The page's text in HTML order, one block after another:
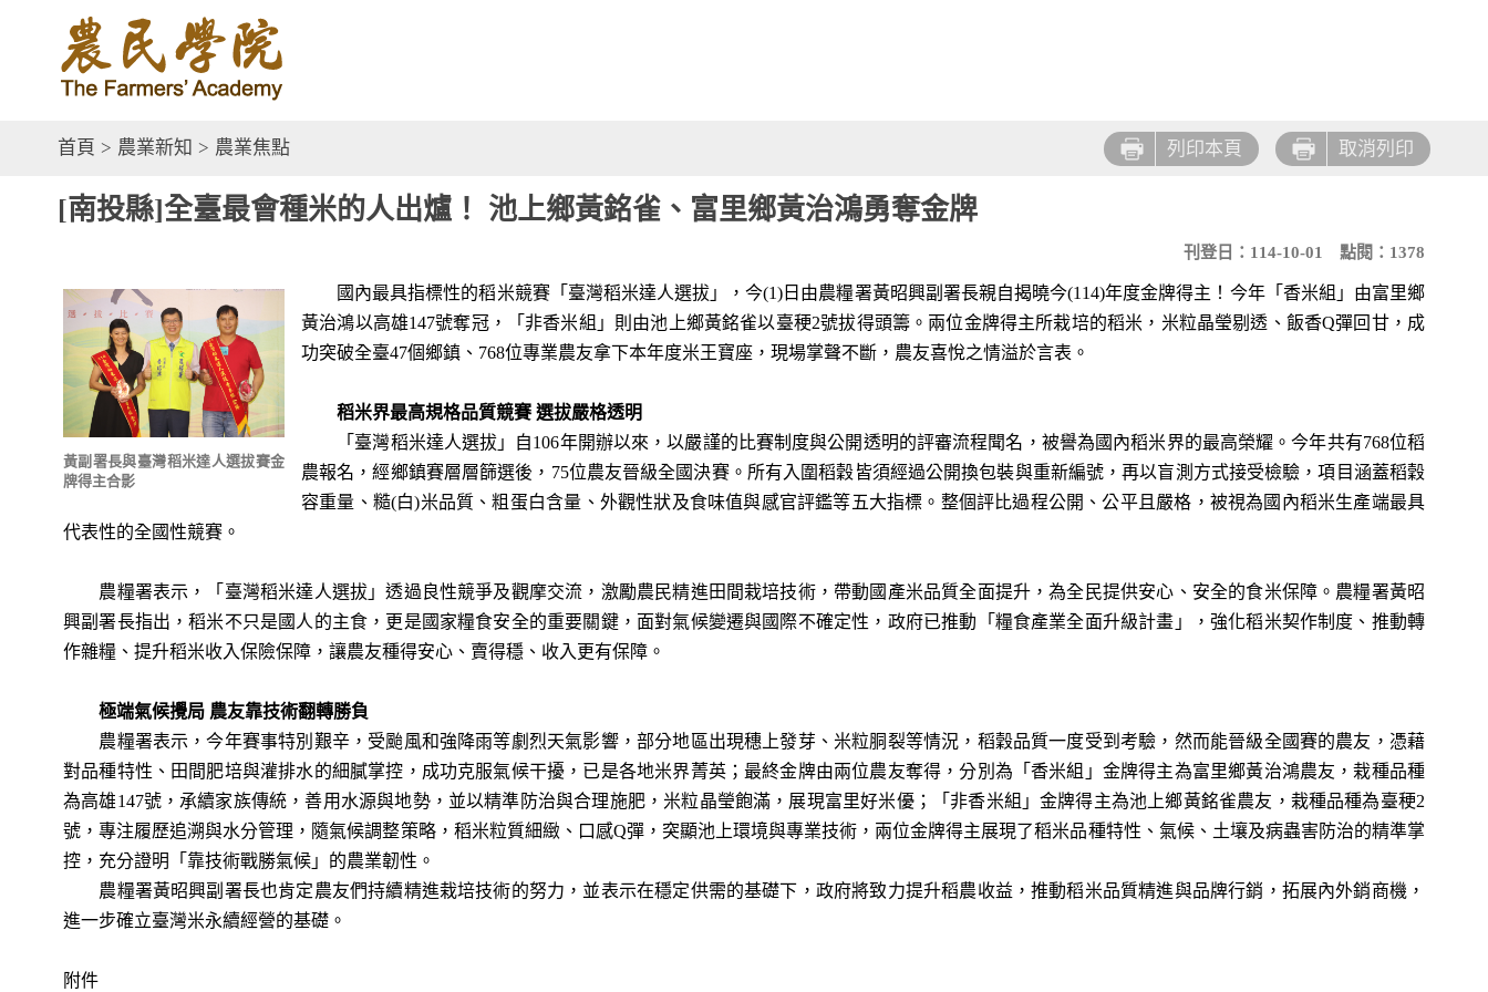
首頁 > 農業新知 > 農業焦點 取消列印
列印本頁
[南投縣]全臺最會種米的人出爐！ 池上鄉黃銘雀、富里鄉黃治鴻勇奪金牌
刊登日：114-10-01 點閱：1378
黃副署長與臺灣稻米達人選拔賽金
牌得主合影
國內最具指標性的稻米競賽「臺灣稻米達人選拔」，今(1)日由農糧署黃昭興副署長親自揭曉今(114)年度金牌得主！今年「香米組」由富里鄉
黃治鴻以高雄147號奪冠，「非香米組」則由池上鄉黃銘雀以臺稉2號拔得頭籌。兩位金牌得主所栽培的稻米，米粒晶瑩剔透、飯香Q彈回甘，成
功突破全臺47個鄉鎮、768位專業農友拿下本年度米王寶座，現場掌聲不斷，農友喜悅之情溢於言表。
稻米界最高規格品質競賽 選拔嚴格透明
「臺灣稻米達人選拔」自106年開辦以來，以嚴謹的比賽制度與公開透明的評審流程聞名，被譽為國內稻米界的最高榮耀。今年共有768位稻
農報名，經鄉鎮賽層層篩選後，75位農友晉級全國決賽。所有入圍稻穀皆須經過公開換包裝與重新編號，再以盲測方式接受檢驗，項目涵蓋稻穀
容重量、糙(白)米品質、粗蛋白含量、外觀性狀及食味值與感官評鑑等五大指標。整個評比過程公開、公平且嚴格，被視為國內稻米生產端最具
代表性的全國性競賽。
農糧署表示，「臺灣稻米達人選拔」透過良性競爭及觀摩交流，激勵農民精進田間栽培技術，帶動國產米品質全面提升，為全民提供安心、安全的食米保障。農糧署黃昭
興副署長指出，稻米不只是國人的主食，更是國家糧食安全的重要關鍵，面對氣候變遷與國際不確定性，政府已推動「糧食產業全面升級計畫」，強化稻米契作制度、推動轉
作雜糧、提升稻米收入保險保障，讓農友種得安心、賣得穩、收入更有保障。
極端氣候攪局 農友靠技術翻轉勝負
農糧署表示，今年賽事特別艱辛，受颱風和強降雨等劇烈天氣影響，部分地區出現穗上發芽、米粒胴裂等情況，稻穀品質一度受到考驗，然而能晉級全國賽的農友，憑藉
對品種特性、田間肥培與灌排水的細膩掌控，成功克服氣候干擾，已是各地米界菁英；最終金牌由兩位農友奪得，分別為「香米組」金牌得主為富里鄉黃治鴻農友，栽種品種
為高雄147號，承續家族傳統，善用水源與地勢，並以精準防治與合理施肥，米粒晶瑩飽滿，展現富里好米優；「非香米組」金牌得主為池上鄉黃銘雀農友，栽種品種為臺稉2
號，專注履歷追溯與水分管理，隨氣候調整策略，稻米粒質細緻、口感Q彈，突顯池上環境與專業技術，兩位金牌得主展現了稻米品種特性、氣候、土壤及病蟲害防治的精準掌
控，充分證明「靠技術戰勝氣候」的農業韌性。
農糧署黃昭興副署長也肯定農友們持續精進栽培技術的努力，並表示在穩定供需的基礎下，政府將致力提升稻農收益，推動稻米品質精進與品牌行銷，拓展內外銷商機，
進一步確立臺灣米永續經營的基礎。
附件